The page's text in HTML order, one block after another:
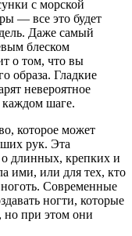
с морской
— все это будет
Даже самый
блеском
о том, что вы
образа. Гладкие
невероятное
шаге.
которое может
рук. Эта
о длинных, крепких и
ими, или для тех, кто
Современные
ногти, которые
но при этом они